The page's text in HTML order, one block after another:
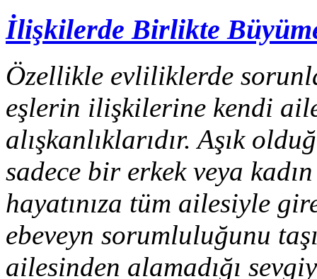
İlişkilerde Birlikte
Özellikle evliliklerde
eşlerin ilişkilerine kendi
alışkanlıklarıdır. Aşık
sadece bir erkek veya
hayatınıza tüm ailesiyle
ebeveyn sorumluluğunu
ailesinden alamadığı